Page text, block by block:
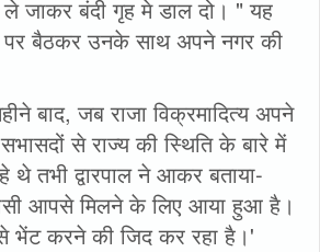
जाकर बंदी गृह मे डाल दो। " यह
पर बैठकर उनके साथ अपने नगर की
बाद, जब राजा विक्रमादित्य अपने
से राज्य की स्थिति के बारे में
थे तभी द्वारपाल ने आकर बताया-
आपसे मिलने के लिए आया हुआ है।
भेंट करने की जिद कर रहा है।'